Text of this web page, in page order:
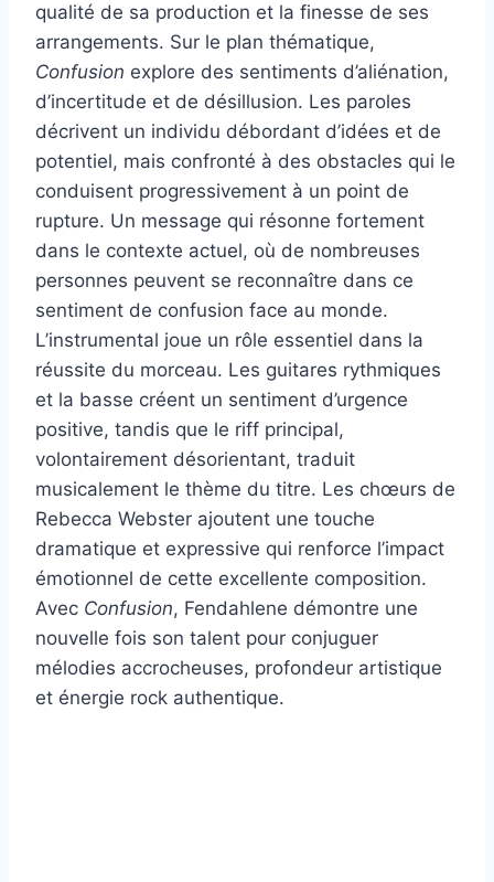
qualité de sa production et la finesse de ses
arrangements. Sur le plan thématique,
Confusion explore des sentiments d’aliénation,
d’incertitude et de désillusion. Les paroles
décrivent un individu débordant d’idées et de
potentiel, mais confronté à des obstacles qui le
conduisent progressivement à un point de
rupture. Un message qui résonne fortement
dans le contexte actuel, où de nombreuses
personnes peuvent se reconnaître dans ce
sentiment de confusion face au monde.
L’instrumental joue un rôle essentiel dans la
réussite du morceau. Les guitares rythmiques
et la basse créent un sentiment d’urgence
positive, tandis que le riff principal,
volontairement désorientant, traduit
musicalement le thème du titre. Les chœurs de
Rebecca Webster ajoutent une touche
dramatique et expressive qui renforce l’impact
émotionnel de cette excellente composition.
Avec Confusion, Fendahlene démontre une
nouvelle fois son talent pour conjuguer
mélodies accrocheuses, profondeur artistique
et énergie rock authentique.